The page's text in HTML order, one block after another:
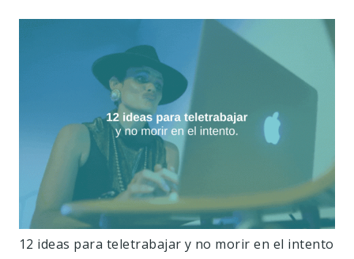
12 ideas para teletrabajar y no morir en el intento